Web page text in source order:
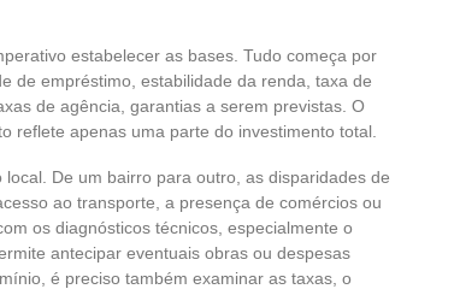
estabelecer as bases. Tudo começa por
de empréstimo, estabilidade da renda, taxa de
de agência, garantias a serem previstas. O
reflete apenas uma parte do investimento total.
De um bairro para outro, as disparidades de
ao transporte, a presença de comércios ou
os diagnósticos técnicos, especialmente o
antecipar eventuais obras ou despesas
é preciso também examinar as taxas, o